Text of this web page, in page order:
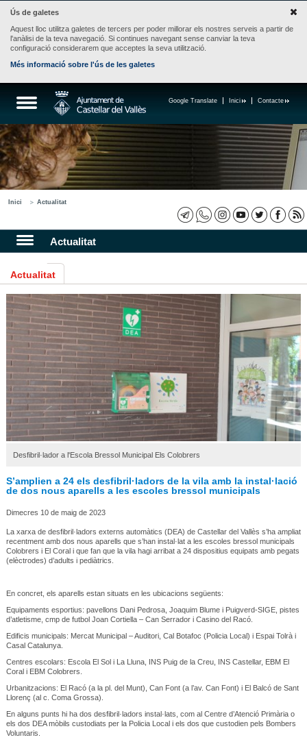
Ús de galetes
Aquest lloc utilitza galetes de tercers per poder millorar els nostres serveis a partir de
l'anàlisi de la teva navegació. Si continues navegant sense canviar la teva
configuració considerarem que acceptes la seva utilització.
Més informació sobre l'ús de les galetes
Contacte
Inici
Google Translate
Inici Actualitat
Actualitat
Actualitat
Desfibril·lador a l'Escola Bressol Municipal Els Colobrers
S’amplien a 24 els desfibril·ladors de la vila amb la instal·lació
de dos nous aparells a les escoles bressol municipals
Dimecres 10 de maig de 2023
La xarxa de desfibril·ladors externs automàtics (DEA) de Castellar del Vallès s’ha ampliat
recentment amb dos nous aparells que s’han instal·lat a les escoles bressol municipals
Colobrers i El Coral i que fan que la vila hagi arribat a 24 dispositius equipats amb pegats
(elèctrodes) d’adults i pediàtrics.
En concret, els aparells estan situats en les ubicacions següents:
Equipaments esportius: pavellons Dani Pedrosa, Joaquim Blume i Puigverd-SIGE, pistes
d’atletisme, cmp de futbol Joan Cortiella – Can Serrador i Casino del Racó.
Edificis municipals: Mercat Municipal – Auditori, Cal Botafoc (Policia Local) i Espai Tolrà i
Casal Catalunya.
Centres escolars: Escola El Sol i La Lluna, INS Puig de la Creu, INS Castellar, EBM El
Coral i EBM Colobrers.
Urbanitzacions: El Racó (a la pl. del Munt), Can Font (a l’av. Can Font) i El Balcó de Sant
Llorenç (al c. Coma Grossa).
En alguns punts hi ha dos desfibril·ladors instal·lats, com al Centre d’Atenció Primària o
els dos DEA mòbils custodiats per la Policia Local i els dos que custodien pels Bombers
Voluntaris.